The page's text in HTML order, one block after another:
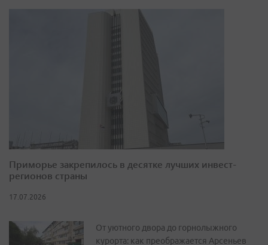
Приморье закрепилось в десятке лучших инвест-
регионов страны
17.07.2026
От уютного двора до горнолыжного
курорта: как преображается Арсеньев